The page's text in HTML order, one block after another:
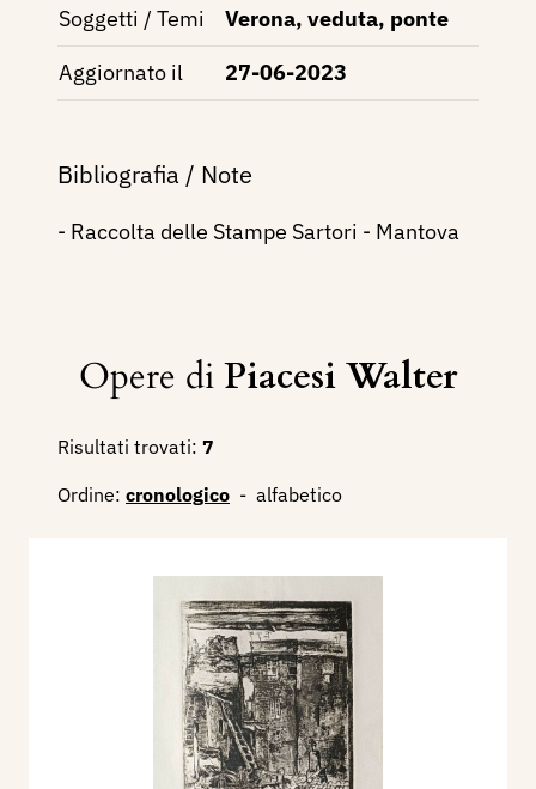
Soggetti / Temi
Verona, veduta, ponte
Aggiornato il
27-06-2023
Bibliografia / Note
- Raccolta delle Stampe Sartori - Mantova
Opere diPiacesi Walter
Risultati trovati: 7
Ordine: cronologico - alfabetico